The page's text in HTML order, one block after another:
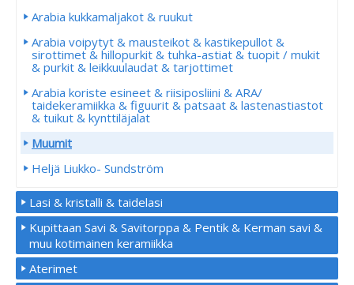
Arabia kukkamaljakot & ruukut
Arabia voipytyt & mausteikot & kastikepullot &
sirottimet & hillopurkit & tuhka-astiat & tuopit / mukit
& purkit & leikkuulaudat & tarjottimet
Arabia koriste esineet & riisiposliini & ARA/
taidekeramiikka & figuurit & patsaat & lastenastiastot
& tuikut & kynttiläjalat
Muumit
Heljä Liukko- Sundström
Lasi & kristalli & taidelasi
Kupittaan Savi & Savitorppa & Pentik & Kerman savi &
muu kotimainen keramiikka
Aterimet